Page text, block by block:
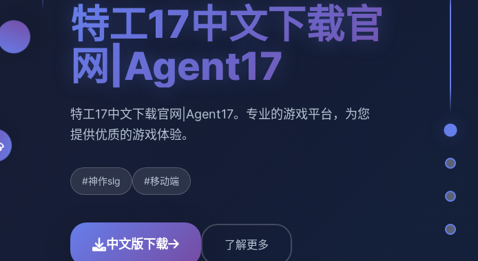
特工17中文下载官
网|Agent17
特工17中文下载官网|Agent17。专业的游戏平台，为您
提供优质的游戏体验。
#神作slg #移动端
中文版下载 了解更多